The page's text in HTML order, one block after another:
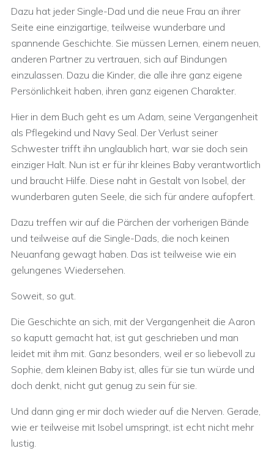
Dazu hat jeder Single-Dad und die neue Frau an ihrer
Seite eine einzigartige, teilweise wunderbare und
spannende Geschichte. Sie müssen Lernen, einem neuen,
anderen Partner zu vertrauen, sich auf Bindungen
einzulassen. Dazu die Kinder, die alle ihre ganz eigene
Persönlichkeit haben, ihren ganz eigenen Charakter.
Hier in dem Buch geht es um Adam, seine Vergangenheit
als Pflegekind und Navy Seal. Der Verlust seiner
Schwester trifft ihn unglaublich hart, war sie doch sein
einziger Halt. Nun ist er für ihr kleines Baby verantwortlich
und braucht Hilfe. Diese naht in Gestalt von Isobel, der
wunderbaren guten Seele, die sich für andere aufopfert.
Dazu treffen wir auf die Pärchen der vorherigen Bände
und teilweise auf die Single-Dads, die noch keinen
Neuanfang gewagt haben. Das ist teilweise wie ein
gelungenes Wiedersehen.
Soweit, so gut.
Die Geschichte an sich, mit der Vergangenheit die Aaron
so kaputt gemacht hat, ist gut geschrieben und man
leidet mit ihm mit. Ganz besonders, weil er so liebevoll zu
Sophie, dem kleinen Baby ist, alles für sie tun würde und
doch denkt, nicht gut genug zu sein für sie.
Und dann ging er mir doch wieder auf die Nerven. Gerade,
wie er teilweise mit Isobel umspringt, ist echt nicht mehr
lustig.